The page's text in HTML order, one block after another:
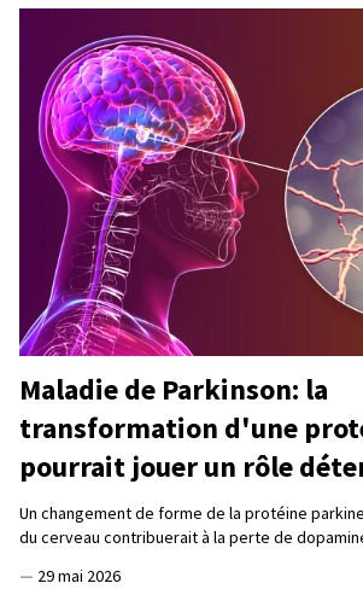
Maladie de Parkinson: la
transformation d'une
pourrait jouer un rôle
Un changement de forme de la protéine
du cerveau contribuerait à la perte de
— 29 mai 2026